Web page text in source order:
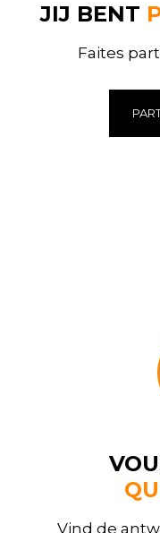
JIJ BENT
Faites
Vind de